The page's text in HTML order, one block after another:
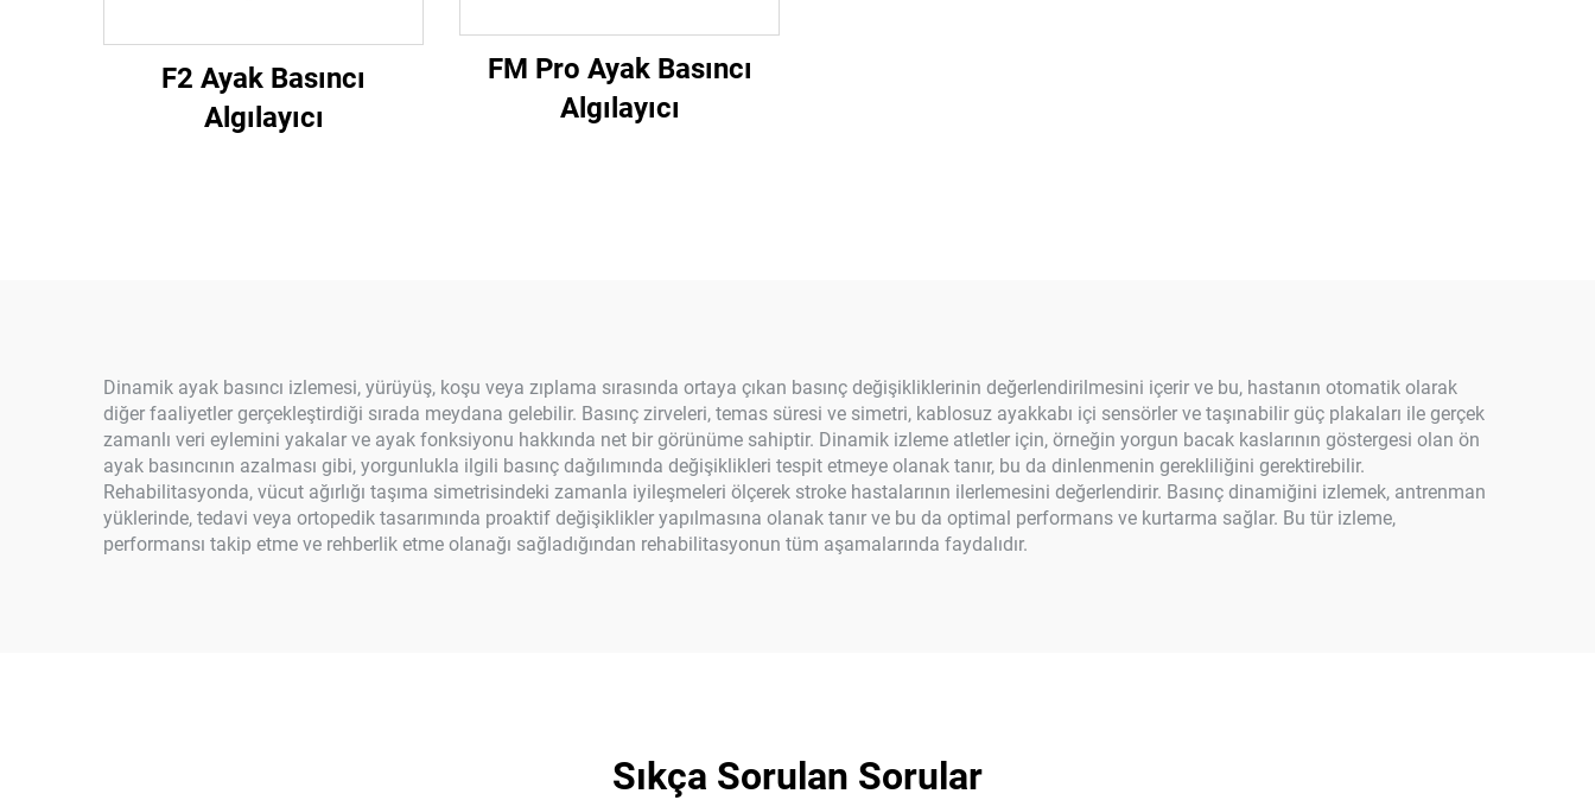
F2 Ayak Basıncı
Algılayıcı
FM Pro Ayak Basıncı
Algılayıcı
Dinamik ayak basıncı izlemesi, yürüyüş, koşu veya zıplama sırasında ortaya çıkan basınç değişikliklerinin değerlendirilmesini içerir ve bu, hastanın otomatik olarak
diğer faaliyetler gerçekleştirdiği sırada meydana gelebilir. Basınç zirveleri, temas süresi ve simetri, kablosuz ayakkabı içi sensörler ve taşınabilir güç plakaları ile gerçek
zamanlı veri eylemini yakalar ve ayak fonksiyonu hakkında net bir görünüme sahiptir. Dinamik izleme atletler için, örneğin yorgun bacak kaslarının göstergesi olan ön
ayak basıncının azalması gibi, yorgunlukla ilgili basınç dağılımında değişiklikleri tespit etmeye olanak tanır, bu da dinlenmenin gerekliliğini gerektirebilir.
Rehabilitasyonda, vücut ağırlığı taşıma simetrisindeki zamanla iyileşmeleri ölçerek stroke hastalarının ilerlemesini değerlendirir. Basınç dinamiğini izlemek, antrenman
yüklerinde, tedavi veya ortopedik tasarımında proaktif değişiklikler yapılmasına olanak tanır ve bu da optimal performans ve kurtarma sağlar. Bu tür izleme,
performansı takip etme ve rehberlik etme olanağı sağladığından rehabilitasyonun tüm aşamalarında faydalıdır.
Sıkça Sorulan Sorular